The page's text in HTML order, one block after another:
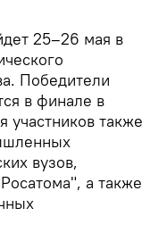
25–26 мая в
Победители
в финале в
участников также
вузов,
а также